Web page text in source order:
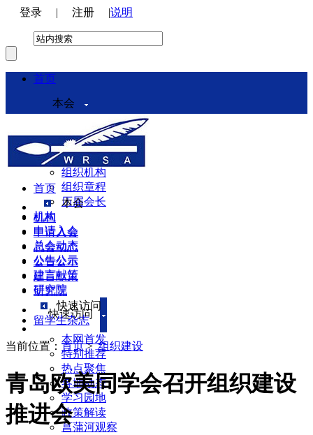
登录 | 注册 |说明
首页
本会
本会介绍
领导机构
理事会
组织机构
组织章程
历届会长
机构
申请入会
总会动态
公告公示
建言献策
研究院
快速访问
本网首发
特别推荐
热点聚焦
各地动态
学习园地
政策解读
菖蒲河观察
首页
本会
机构
申请入会
总会动态
公告公示
建言献策
研究院
快速访问
留学生杂志
当前位置： 首页>组织建设
青岛欧美同学会召开组织建设
推进会